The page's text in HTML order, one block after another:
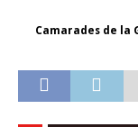
Camarades de la